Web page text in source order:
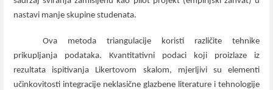
nastavi manje skupine studenata.
Ova metoda triangulacije koristi različite tehnike
prikupljanja podataka. Kvantitativni podaci koji proizlaze iz
rezultata ispitivanja Likertovom skalom, mjerljivi su elementi
učinkovitosti integracije neklasične glazbene literature i tehnologije